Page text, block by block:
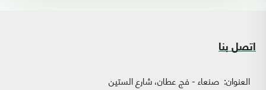
اتصل بنا
العنوان: صنعاء - فج عطان، شارع الستين